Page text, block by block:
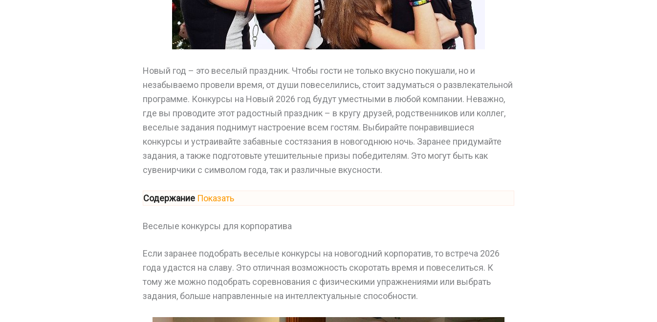
Новый год – это веселый праздник. Чтобы гости не только вкусно покушали, но и
незабываемо провели время, от души повеселились, стоит задуматься о развлекательной
программе. Конкурсы на Новый 2026 год будут уместными в любой компании. Неважно,
где вы проводите этот радостный праздник – в кругу друзей, родственников или коллег,
веселые задания поднимут настроение всем гостям. Выбирайте понравившиеся
конкурсы и устраивайте забавные состязания в новогоднюю ночь. Заранее придумайте
задания, а также подготовьте утешительные призы победителям. Это могут быть как
сувенирчики с символом года, так и различные вкусности.
Содержание Показать
Веселые конкурсы для корпоратива
Если заранее подобрать веселые конкурсы на новогодний корпоратив, то встреча 2026
года удастся на славу. Это отличная возможность скоротать время и повеселиться. К
тому же можно подобрать соревнования с физическими упражнениями или выбрать
задания, больше направленные на интеллектуальные способности.